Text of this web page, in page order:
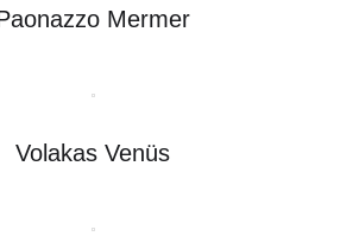
Mermer
Volakas Venüs